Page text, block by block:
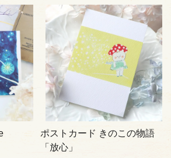
ポストカード きのこの物語
「放心」